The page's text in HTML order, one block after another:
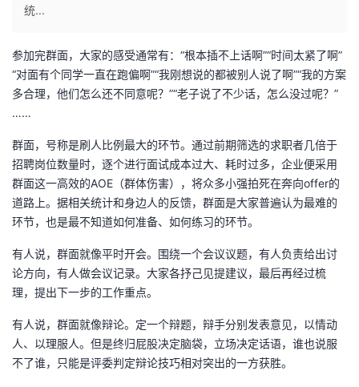
主
页
的
开
发
我
的
客
我
论
坛
的
圈
子
我
的
直
我
的
我
统...
参加完群面，大家的感受通常有：“根本插不上话啊”“时间太紧了啊”
“对面有个同学一直在跑偏啊”“我刚想说的都被别人说了啊”“我的方案
多合理，他们怎么还不同意呢？”“老子说了不少话，怎么没过呢？”
……
群面，号称是刷人比例最大的环节。通过前期筛选的求职者几倍于
招聘岗位数量时，逐个进行面试成本过大、耗时过多，企业便采用
群面这一高效的AOE（群体伤害），将众多小强拍死在奔向offer的
道路上。据相关统计和身边人的反馈，群面是大家普遍认为最难的
环节，也是最不知道如何准备、如何练习的环节。
有人说，群面就像平时开会。围绕一个会议议题，有人负责给出讨
论方向，有人做会议记录。大家各抒己见提建议，最后再经过梳
理，提出下一步的工作重点。
有人说，群面就像辩论。定一个辩题，辩手分别发表意见，以情动
人、以理服人。但是终归屁股决定脑袋，立场决定话语，谁也说服
不了谁，只能是评委判定辩论技巧相对突出的一方获胜。